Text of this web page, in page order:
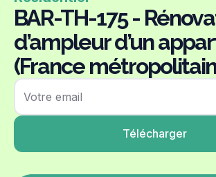
BAR-TH-175 -
d’ampleur d’un
(France